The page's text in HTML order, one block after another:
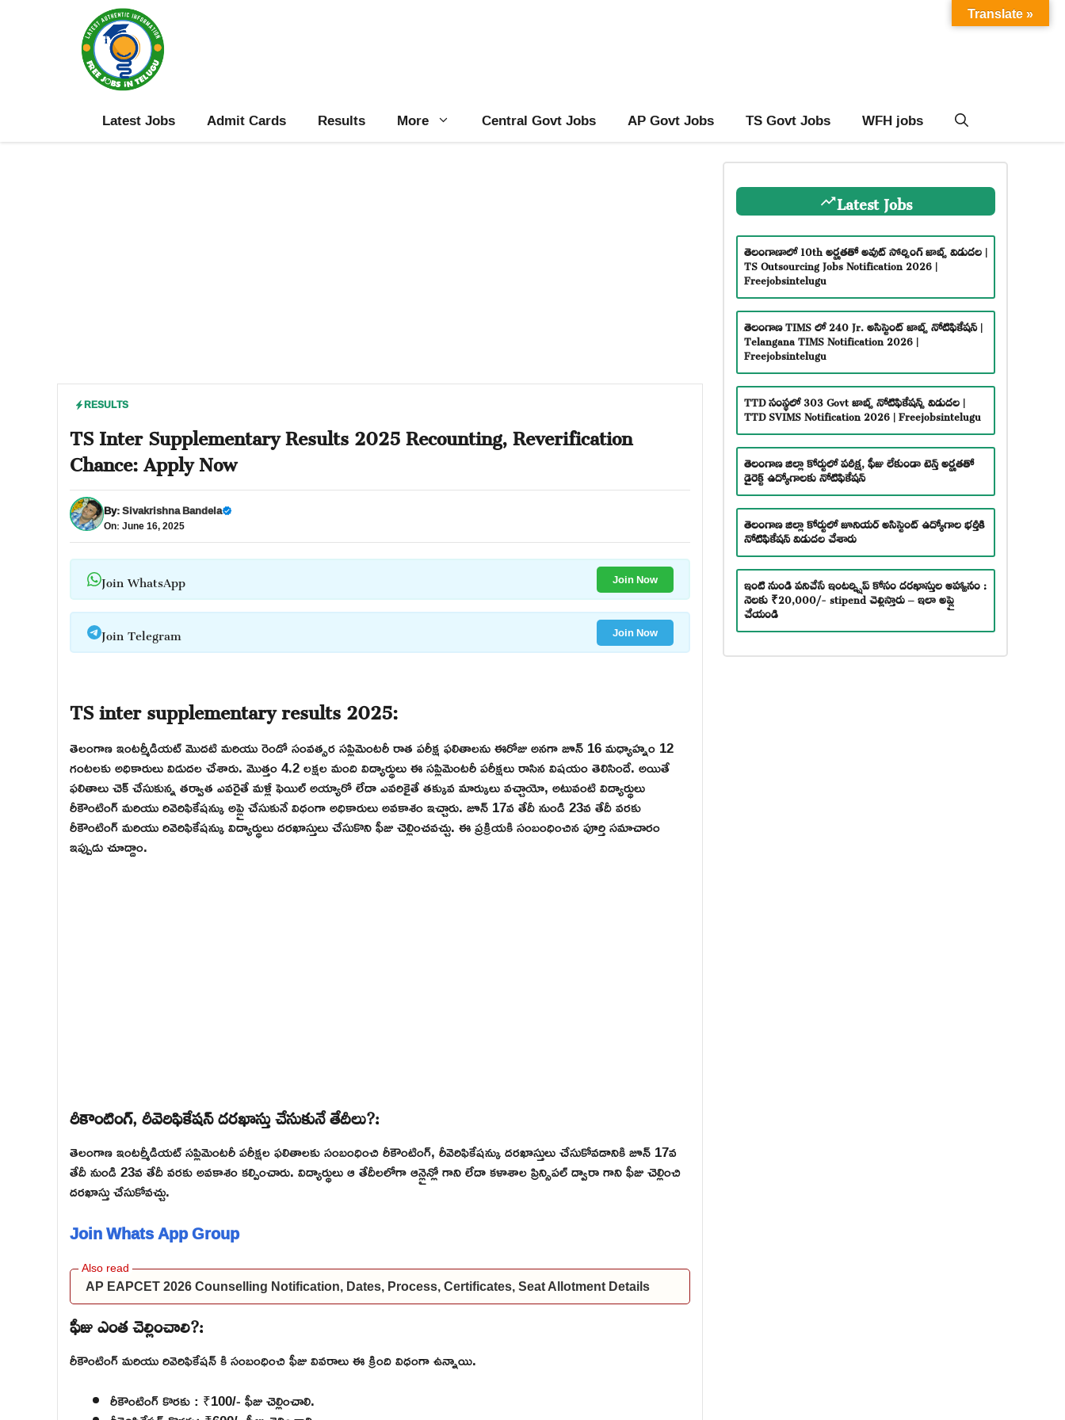
Latest Jobs Admit Cards Results More Central Govt Jobs AP Govt Jobs TS Govt Jobs WFH jobs
RESULTS
TS Inter Supplementary Results 2025 Recounting, Reverification
Chance: Apply Now
By:Sivakrishna Bandela
On: June 16, 2025
Join WhatsApp Join Now
Join Telegram Join Now
TS inter supplementary results 2025:
తెలంగాణ ఇంటర్మీడియట్ మొదటి మరియు రెండో సంవత్సర సప్లిమెంటరీ రాత పరీక్ష ఫలితాలను ఈరోజు అనగా జూన్ 16 మధ్యాహ్నం 12
గంటలకు అధికారులు విడుదల చేశారు. మొత్తం 4.2 లక్షల మంది విద్యార్థులు ఈ సప్లిమెంటరీ పరీక్షలు రాసిన విషయం తెలిసిందే. అయితే
ఫలితాలు చెక్ చేసుకున్న తర్వాత ఎవరైతే మళ్లీ ఫెయిల్ అయ్యారో లేదా ఎవరికైతే తక్కువ మార్కులు వచ్చాయో, అటువంటి విద్యార్థులు
రీకౌంటింగ్ మరియు రివెరిఫికేషన్కు అప్లై చేసుకునే విధంగా అధికారులు అవకాశం ఇచ్చారు. జూన్ 17వ తేదీ నుండి 23వ తేదీ వరకు
రీకౌంటింగ్ మరియు రివెరిఫికేషన్కు విద్యార్థులు దరఖాస్తులు చేసుకొని ఫీజు చెల్లించవచ్చు. ఈ ప్రక్రియకి సంబంధించిన పూర్తి సమాచారం
ఇప్పుడు చూద్దాం.
రీకౌంటింగ్, రీవెరిఫికేషన్ దరఖాస్తు చేసుకునే తేదీలు?:
తెలంగాణ ఇంటర్మీడియట్ సప్లిమెంటరీ పరీక్షల ఫలితాలకు సంబంధించి రీకౌంటింగ్, రీవెరిఫికేషన్కు దరఖాస్తులు చేసుకోవడానికి జూన్ 17వ
తేదీ నుండి 23వ తేదీ వరకు అవకాశం కల్పించారు. విద్యార్థులు ఆ తేదీలలోగా ఆన్లైన్లో గాని లేదా కళాశాల ప్రిన్సిపల్ ద్వారా గాని ఫీజు చెల్లించి
దరఖాస్తు చేసుకోవచ్చు.
Join Whats App Group
AP EAPCET 2026 Counselling Notification, Dates, Process, Certificates, Seat Allotment Details
ఫీజు ఎంత చెల్లించాలి?:
రీకౌంటింగ్ మరియు రివెరిఫికేషన్ కి సంబంధించి ఫీజు వివరాలు ఈ క్రింది విధంగా ఉన్నాయి.
రీకౌంటింగ్ కొరకు : ₹100/- ఫీజు చెల్లించాలి.
Latest Jobs
తెలంగాణాలో 10th అర్హతతో అవుట్ సోర్సింగ్ జాబ్స్ విడుదల |
TS Outsourcing Jobs Notification 2026 |
Freejobsintelugu
తెలంగాణ TIMS లో 240 Jr. అసిస్టెంట్ జాబ్స్ నోటిఫికేషన్ |
Telangana TIMS Notification 2026 |
Freejobsintelugu
TTD సంస్థలో 303 Govt జాబ్స్ నోటిఫికేషన్స్ విడుదల |
TTD SVIMS Notification 2026 | Freejobsintelugu
తెలంగాణ జిల్లా కోర్టులో పరీక్ష, ఫీజు లేకుండా టెన్త్ అర్హతతో
డైరెక్ట్ ఉద్యోగాలకు నోటిఫికేషన్
తెలంగాణ జిల్లా కోర్టులో జూనియర్ అసిస్టెంట్ ఉద్యోగాల భర్తీకి
నోటిఫికేషన్ విడుదల చేశారు
ఇంటి నుండి పనిచేసే ఇంటర్న్షిప్ కోసం దరఖాస్తుల ఆహ్వానం :
నెలకు ₹20,000/- stipend చెల్లిస్తారు – ఇలా అప్లై
చేయండి
Translate »